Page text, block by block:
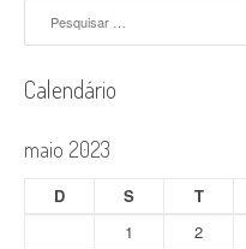
Calendário
maio 2023
D S T
1
2